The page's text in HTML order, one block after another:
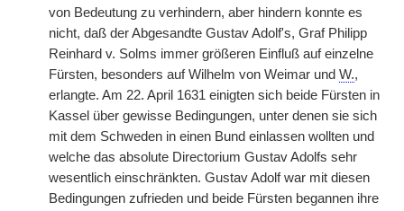
von Bedeutung zu verhindern, aber hindern konnte es
nicht, daß der Abgesandte Gustav Adolf's, Graf Philipp
Reinhard v. Solms immer größeren Einfluß auf einzelne
Fürsten, besonders auf Wilhelm von Weimar und W.,
erlangte. Am 22. April 1631 einigten sich beide Fürsten in
Kassel über gewisse Bedingungen, unter denen sie sich
mit dem Schweden in einen Bund einlassen wollten und
welche das absolute Directorium Gustav Adolfs sehr
wesentlich einschränkten. Gustav Adolf war mit diesen
Bedingungen zufrieden und beide Fürsten begannen ihre